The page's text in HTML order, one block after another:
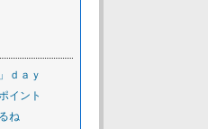
ｄａｙ
イント
ね